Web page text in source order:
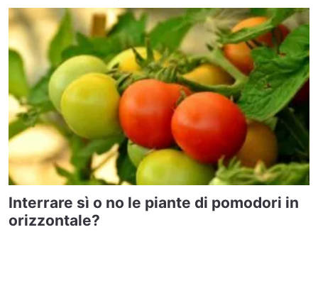
Interrare sì o no le piante di pomodori in
orizzontale?